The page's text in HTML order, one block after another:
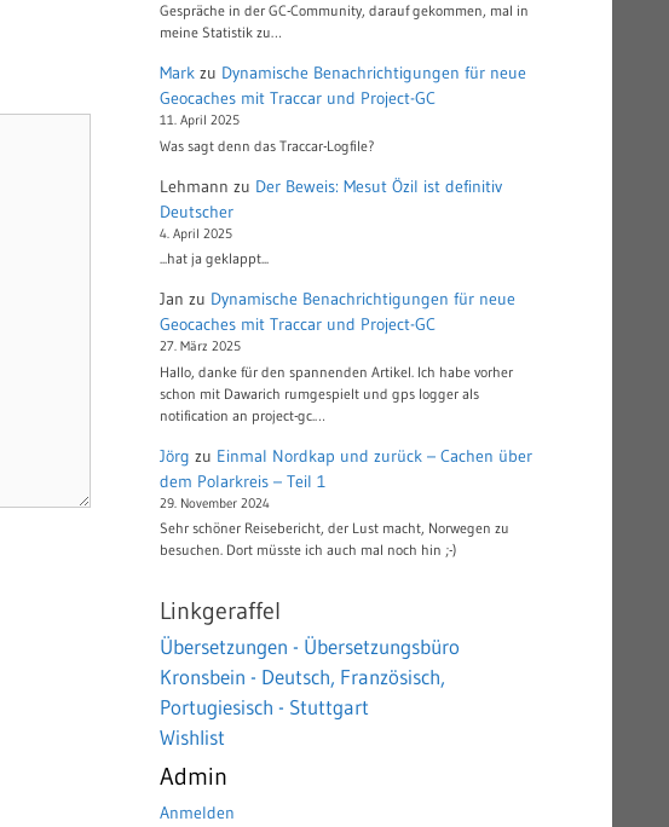
Gespräche in der GC-Community, darauf gekommen, mal in
meine Statistik zu…
Mark zu Dynamische Benachrichtigungen für neue
Geocaches mit Traccar und Project-GC
11. April 2025
Was sagt denn das Traccar-Logfile?
Lehmann zu Der Beweis: Mesut Özil ist definitiv
Deutscher
4. April 2025
...hat ja geklappt...
Jan zu Dynamische Benachrichtigungen für neue
Geocaches mit Traccar und Project-GC
27. März 2025
Hallo, danke für den spannenden Artikel. Ich habe vorher
schon mit Dawarich rumgespielt und gps logger als
notification an project-gc.…
Jörg zu Einmal Nordkap und zurück – Cachen über
dem Polarkreis – Teil 1
29. November 2024
Sehr schöner Reisebericht, der Lust macht, Norwegen zu
besuchen. Dort müsste ich auch mal noch hin ;-)
Linkgeraffel
Übersetzungen - Übersetzungsbüro
Kronsbein - Deutsch, Französisch,
Portugiesisch - Stuttgart
Wishlist
Admin
Anmelden